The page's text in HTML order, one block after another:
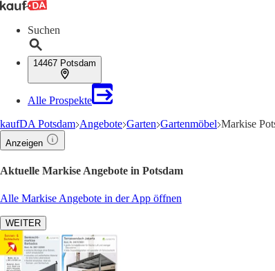
Suchen
14467 Potsdam
Alle Prospekte
kaufDA Potsdam Angebote Garten Gartenmöbel Markise
Anzeigen
Aktuelle Markise Angebote in Potsdam
Alle Markise Angebote in der App öffnen
WEITER